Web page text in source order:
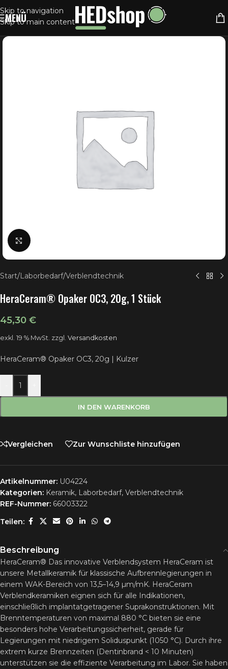
Skip to navigation
Skip to main content
MENÜ
Klick zum Vergrößern
Start/Laborbedarf/Verblendtechnik
HeraCeram® Opaker OC3, 20g, 1 Stück
45,30 €
exkl. 19 % MwSt. zzgl. Versandkosten
HeraCeram® Opaker OC3, 20g | Kulzer
IN DEN WARENKORB
Vergleichen Zur Wunschliste hinzufügen
Artikelnummer: U04224
Kategorien: Keramik, Laborbedarf, Verblendtechnik
REF-Nummer: 66003322
Teilen:
Beschreibung
HeraCeram® Das innovative Verblendsystem HeraCeram ist
unsere Metallkeramik für klassische Aufbrennlegierungen in
einem WAK-Bereich von 13,5–14,9 µm/mK. HeraCeram
Verblendkeramiken eignen sich für alle Indikationen,
einschließlich implantatgetragener Suprakonstruktionen. Mit
Brenntemperaturen von maximal 880 °C bieten sie eine
besonders hohe Verarbeitungssicherheit, gerade für
Legierungen mit niedrigem Soliduspunkt (1050 °C). Durch ihre
extrem kurze Brennzeiten (Dentinbrand < 10 Minuten)
unterstützen sie die effiziente Verarbeitung im Labor. Sie haben